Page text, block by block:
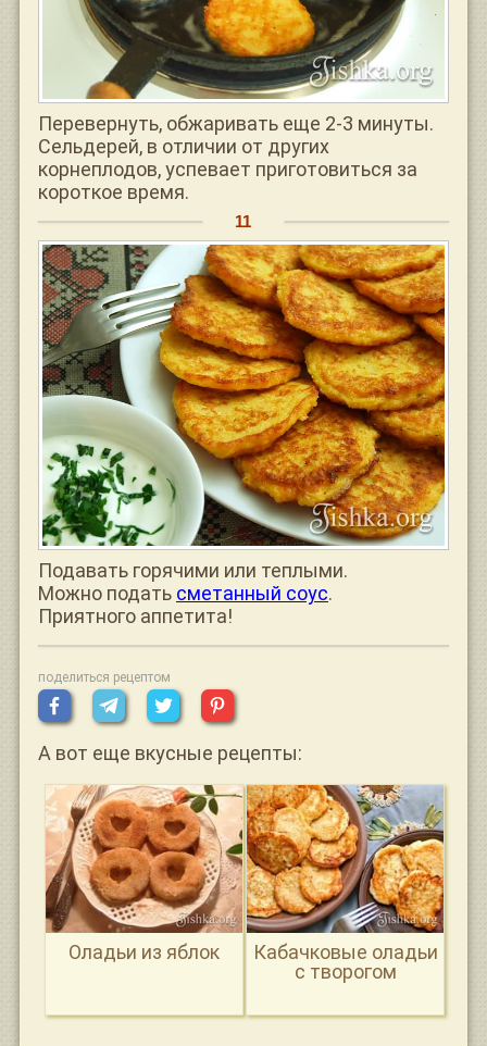
Перевернуть, обжаривать еще 2-3 минуты.
Сельдерей, в отличии от других
корнеплодов, успевает приготовиться за
короткое время.
Подавать горячими или теплыми.
Можно подать сметанный соус.
Приятного аппетита!
поделиться рецептом
А вот еще вкусные рецепты:
Оладьи из яблок
Кабачковые оладьи
с творогом